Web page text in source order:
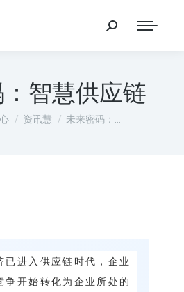
智慧供应链
资讯慧 未来密码：…
已进入供应链时代，企业
争开始转化为企业所处的